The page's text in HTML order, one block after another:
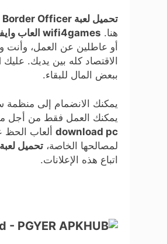
تحميل لعبة Border Officer للكمبيوتر من ميديا فاير مجاناً (v1.0253.3)
هنا. wifi4games العاب وايفاي
أو عاطلين عن العمل،
الاقتصاد كله بين يديك. عليك
ببعض المال للبقاء.
يمكنك الانضمام إلى منظمة
يمكنك العمل فقط من أجل
download pc ألعاب الحظ
لمصالحها الخاصة، تحميل لعبة Border Officer للكمبيوتر من ميديا فاير بحجم صغير
اتباع هذه الإعلانات.